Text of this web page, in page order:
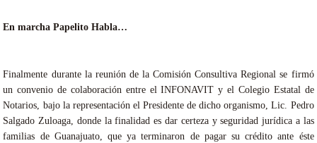
En marcha Papelito Habla…
Finalmente durante la reunión de la Comisión Consultiva Regional se firmó
un convenio de colaboración entre el INFONAVIT y el Colegio Estatal de
Notarios, bajo la representación el Presidente de dicho organismo, Lic. Pedro
Salgado Zuloaga, donde la finalidad es dar certeza y seguridad jurídica a las
familias de Guanajuato, que ya terminaron de pagar su crédito ante éste